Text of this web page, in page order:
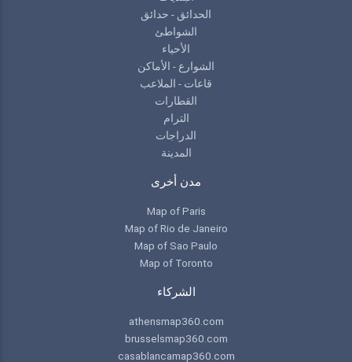
الحدائق - حدائق
الشواطئ
الأحياء
الشوارع - الأماكن
قاعات - الملاعب
القطارات
الترام
الدراجات
المدينة
مدن أخرى
Map of Paris
Map of Rio de Janeiro
Map of Sao Paulo
Map of Toronto
الشركاء
athensmap360.com
brusselsmap360.com
casablancamap360.com